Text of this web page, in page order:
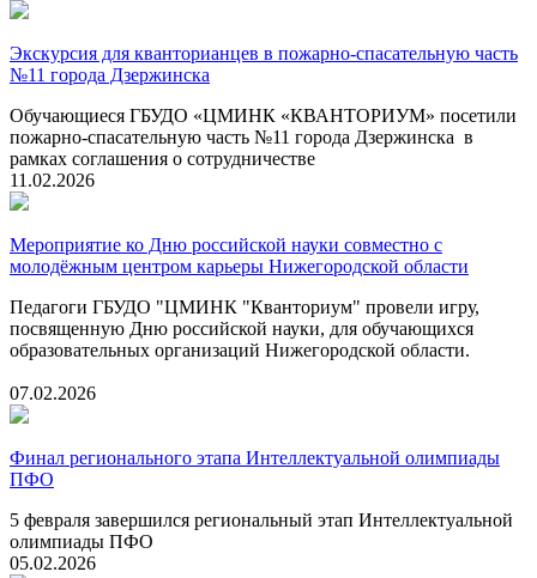
Экскурсия для кванторианцев в пожарно-спасательную часть
№11 города Дзержинска
Обучающиеся ГБУДО «ЦМИНК «КВАНТОРИУМ» посетили
пожарно-спасательную часть №11 города Дзержинска в
рамках соглашения о сотрудничестве
11.02.2026
Мероприятие ко Дню российской науки совместно с
молодёжным центром карьеры Нижегородской области
Педагоги ГБУДО "ЦМИНК "Кванториум" провели игру,
посвященную Дню российской науки, для обучающихся
образовательных организаций Нижегородской области.
07.02.2026
Финал регионального этапа Интеллектуальной олимпиады
ПФО
5 февраля завершился региональный этап Интеллектуальной
олимпиады ПФО
05.02.2026